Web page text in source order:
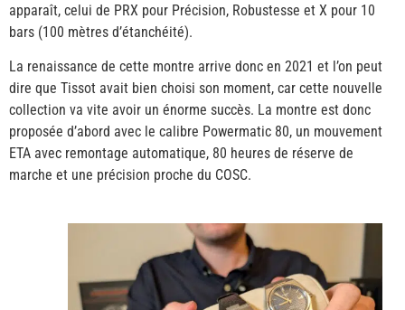
apparaît, celui de PRX pour Précision, Robustesse et X pour 10
bars (100 mètres d’étanchéité).
La renaissance de cette montre arrive donc en 2021 et l’on peut
dire que Tissot avait bien choisi son moment, car cette nouvelle
collection va vite avoir un énorme succès. La montre est donc
proposée d’abord avec le calibre Powermatic 80, un mouvement
ETA avec remontage automatique, 80 heures de réserve de
marche et une précision proche du COSC.